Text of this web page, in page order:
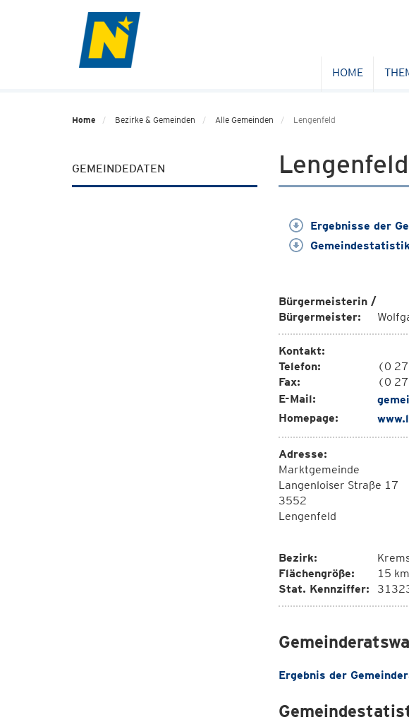
HOME
Home Bezirke & Gemeinden Alle Gemeinden Lengenfeld
GEMEINDEDATEN Lengenfeld
Ergebnisse der
Bürgermeisterin /
Bürgermeister:
Kontakt:
Telefon:
(0
Fax:
(0
E-Mail:
Homepage:
Adresse:
Marktgemeinde
Langenloiser Straße 17
3552
Lengenfeld
Bezirk:
Flächengröße:
15 km
Stat. Kennziffer:
Ergebnis der